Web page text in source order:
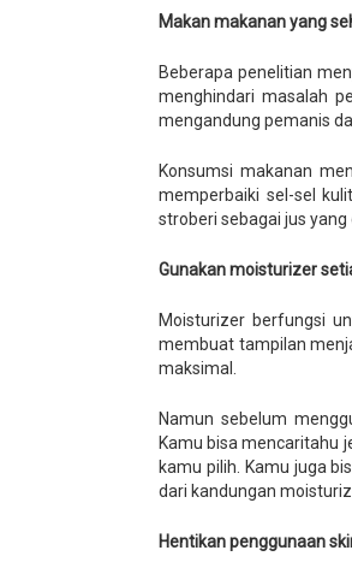
Makan makanan yang
Beberapa penelitian
menghindari masalah
mengandung pemanis
Konsumsi makanan
memperbaiki sel-sel
stroberi sebagai jus
Gunakan moisturizer
Moisturizer berfungsi
membuat tampilan
maksimal.
Namun sebelum
Kamu bisa mencaritahu
kamu pilih. Kamu juga
dari kandungan
Hentikan penggunaan